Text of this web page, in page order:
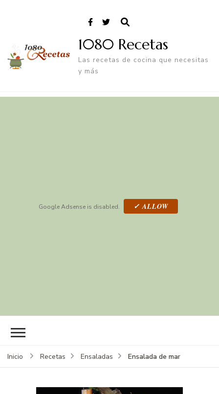
1080 Recetas
Las recetas de cocina que necesitas
y más
Google Adsense is disabled. ✓ ALLOW
Inicio Recetas Ensaladas Ensalada de mar